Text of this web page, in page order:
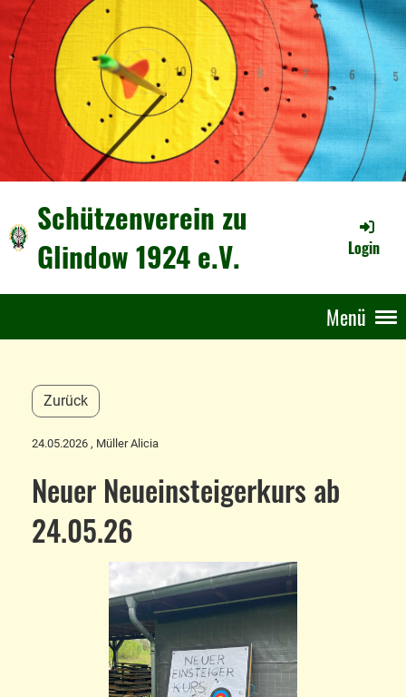
Schützenverein zu
Glindow 1924 e.V.
Login
Menü
Zurück
24.05.2026 , Müller Alicia
Neuer Neueinsteigerkurs ab
24.05.26